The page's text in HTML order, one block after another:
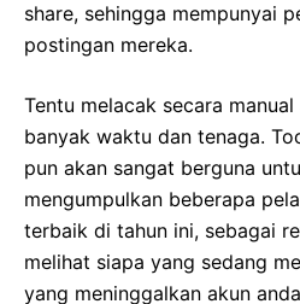
share, sehingga mempunyai
postingan mereka.
Tentu melacak secara
banyak waktu dan tenaga.
pun akan sangat berguna
mengumpulkan beberapa
terbaik di tahun ini, sebagai
melihat siapa yang sedang
yang meninggalkan akun